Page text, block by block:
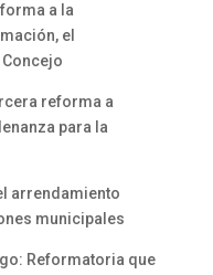
a la
el
reforma a
para la
arrendamiento
municipales
Reformatoria que